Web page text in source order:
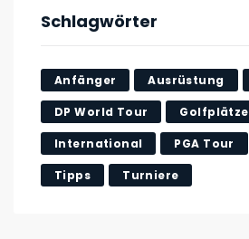
Schlagwörter
Anfänger Ausrüstung
DP World Tour Golfplätze
International PGA Tour
Tipps Turniere